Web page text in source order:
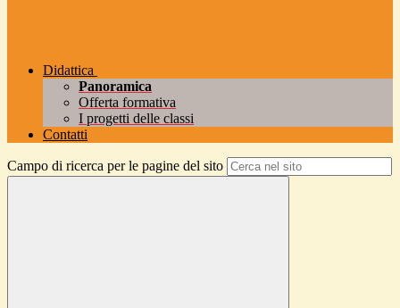
Didattica
Panoramica
Offerta formativa
I progetti delle classi
Contatti
Campo di ricerca per le pagine del sito